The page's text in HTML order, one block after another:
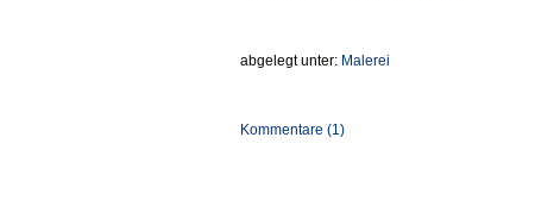
abgelegt unter: Malerei
Kommentare (1)